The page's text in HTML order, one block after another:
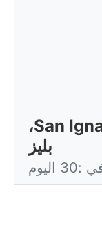
الطقس الحالي في San Ignacio،
بليز